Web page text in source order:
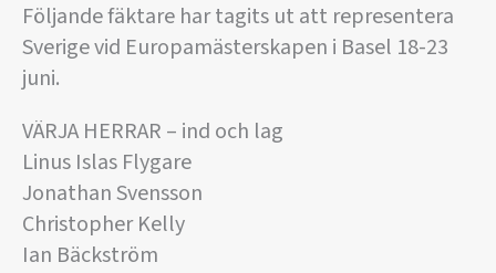
Följande fäktare har tagits ut att representera
Sverige vid Europamästerskapen i Basel 18-23
juni.
VÄRJA HERRAR – ind och lag
Linus Islas Flygare
Jonathan Svensson
Christopher Kelly
Ian Bäckström